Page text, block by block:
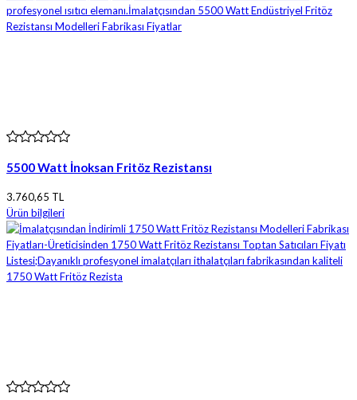
5500 Watt İnoksan Fritöz Rezistansı
3.760,65 TL
Ürün bilgileri